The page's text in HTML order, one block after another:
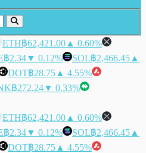
ETH฿62,421.00 ▲ 0.60%
฿2.34▼ 0.12% SOL฿2,466.45 ▲
DOT฿28.75 ▲ 4.55%
฿272.24▼ 0.33%
ETH฿62,421.00 ▲ 0.60%
฿2.34▼ 0.12% SOL฿2,466.45 ▲
DOT฿28.75 ▲ 4.55%